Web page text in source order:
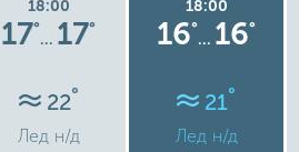
18:00
17°
… 17°
22°
Лед н/д
18:00
16°
… 16°
21°
Лед н/д